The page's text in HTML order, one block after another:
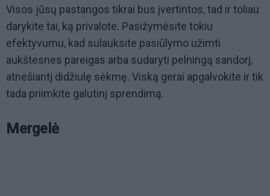
Visos jūsų pastangos tikrai bus įvertintos, tad ir toliau
darykite tai, ką privalote. Pasižymėsite tokiu
efektyvumu, kad sulauksite pasiūlymo užimti
aukštesnes pareigas arba sudaryti pelningą sandorį,
atnešiantį didžiulę sėkmę. Viską gerai apgalvokite ir tik
tada priimkite galutinį sprendimą.
Mergelė